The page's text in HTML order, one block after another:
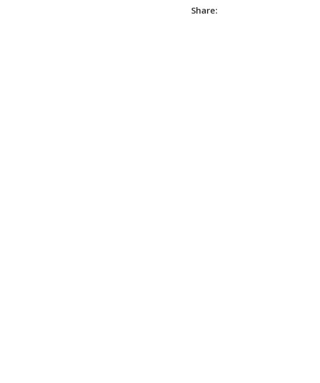
Share: